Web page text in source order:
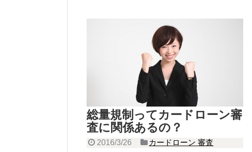
総量規制ってカードローン審
査に関係あるの？
2016/3/26
カードローン 審査